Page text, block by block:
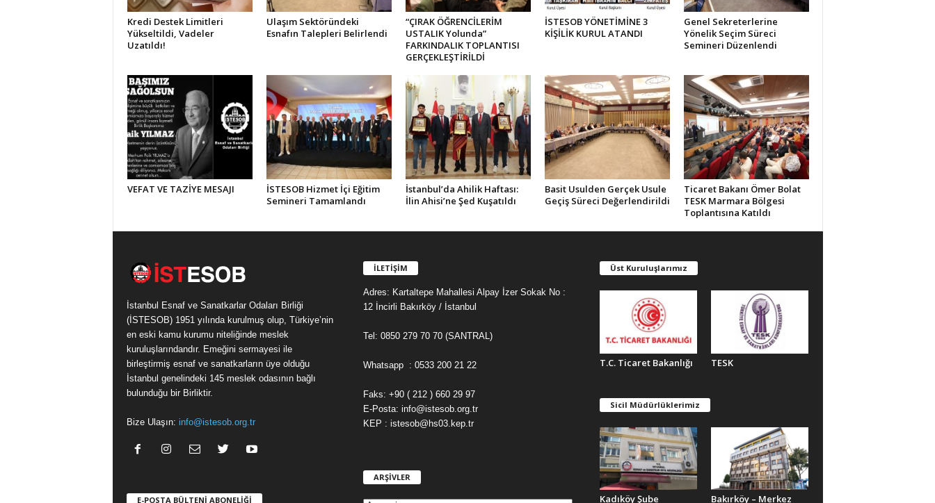
Kredi Destek Limitleri
Yükseltildi, Vadeler
Uzatıldı!
Ulaşım Sektöründeki
Esnafın Talepleri Belirlendi
“ÇIRAK ÖĞRENCİLERİM
USTALIK Yolunda”
FARKINDALIK TOPLANTISI
GERÇEKLEŞTİRİLDİ
İSTESOB YÖNETİMİNE 3
KİŞİLİK KURUL ATANDI
Genel Sekreterlerine
Yönelik Seçim Süreci
Semineri Düzenlendi
VEFAT VE TAZİYE MESAJI
İSTESOB Hizmet İçi Eğitim
Semineri Tamamlandı
İstanbul’da Ahilik Haftası:
İlin Ahisi’ne Şed Kuşatıldı
Basit Usulden Gerçek Usule
Geçiş Süreci Değerlendirildi
Ticaret Bakanı Ömer Bolat
TESK Marmara Bölgesi
Toplantısına Katıldı
İstanbul Esnaf ve Sanatkarlar Odaları Birliği
(İSTESOB) 1951 yılında kurulmuş olup, Türkiye’nin
en eski kamu kurumu niteliğinde meslek
kuruluşlarındandır. Emeğini sermayesi ile
birleştirmiş esnaf ve sanatkarların üye olduğu
İstanbul genelindeki 145 meslek odasının bağlı
bulunduğu bir Birliktir.
Bize Ulaşın: info@istesob.org.tr
E-POSTA BÜLTENİ ABONELİĞİ
İLETİŞİM
Adres: Kartaltepe Mahallesi Alpay İzer Sokak No :
12 İncirli Bakırköy / İstanbul
Tel: 0850 279 70 70 (SANTRAL)
Whatsapp : 0533 200 21 22
Faks: +90 ( 212 ) 660 29 97
E-Posta: info@istesob.org.tr
KEP : istesob@hs03.kep.tr
ARŞİVLER
Üst Kuruluşlarımız
T.C. Ticaret Bakanlığı TESK
Sicil Müdürlüklerimiz
Kadıköy Şube Bakırköy – Merkez